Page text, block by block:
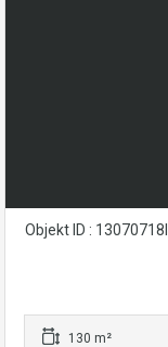
Objekt ID :
130 m²